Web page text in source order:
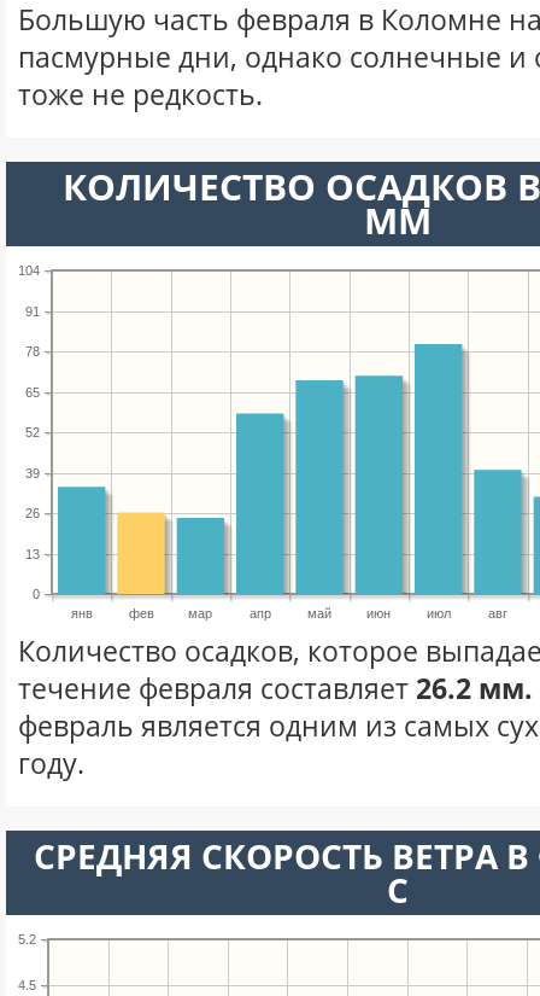
Большую часть февраля в Коломне
пасмурные дни, однако солнечные
тоже не редкость.
КОЛИЧЕСТВО ОСАДКОВ
ММ
янв фев мар апр май июн июл авг
0
13
26
39
52
65
78
91
104
Количество осадков, которое
течение февраля составляет 26.2 мм.
февраль является одним из самых
году.
СРЕДНЯЯ СКОРОСТЬ ВЕТРА
С
4.5
5.2